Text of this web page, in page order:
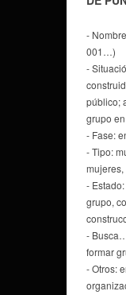
-
001…)
-
público;
grupo
- Fase:
- Tipo:
-
grupo,
-
formar
- Otros: